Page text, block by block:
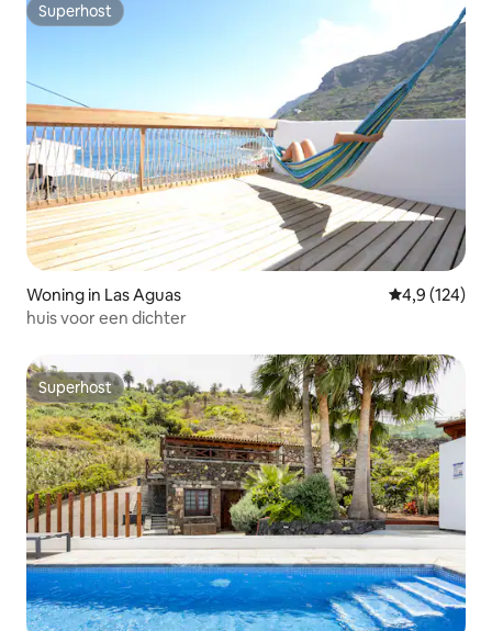
Superhost
Superhost
Woning in Las Aguas Gemiddelde
4,9 (124)
huis voor een dichter
Superhost
Superhost